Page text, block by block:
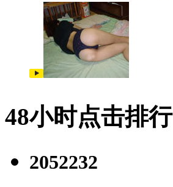
48小时点击排行
2052232